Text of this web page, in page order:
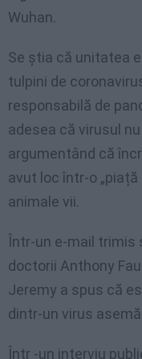
Wuhan.
Se știa că unitatea
tulpini de
responsabilă de
adesea că virusul
argumentând că
avut loc într-o „piață
animale vii.
Într-un e-mail trimis
doctorii Anthony
Jeremy a spus că
dintr-un virus
Într -un interviu